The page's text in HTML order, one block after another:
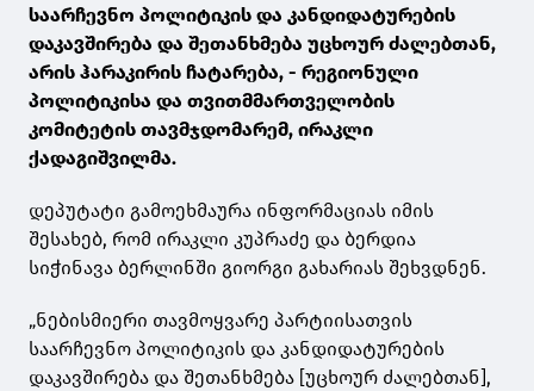
საარჩევნო პოლიტიკის და კანდიდატურების
დაკავშირება და შეთანხმება უცხოურ ძალებთან,
არის ჰარაკირის ჩატარება, - რეგიონული
პოლიტიკისა და თვითმმართველობის
კომიტეტის თავმჯდომარემ, ირაკლი
ქადაგიშვილმა.
დეპუტატი გამოეხმაურა ინფორმაციას იმის
შესახებ, რომ ირაკლი კუპრაძე და ბერდია
სიჭინავა ბერლინში გიორგი გახარიას შეხვდნენ.
„ნებისმიერი თავმოყვარე პარტიისათვის
საარჩევნო პოლიტიკის და კანდიდატურების
დაკავშირება და შეთანხმება [უცხოურ ძალებთან],